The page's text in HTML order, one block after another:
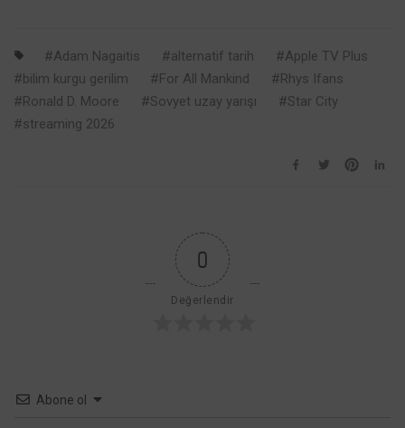
En Cesur
Korku
Komedisi 29
Adam Nagaitis alternatif tarih
Apple TV Plus
bilim kurgu gerilim
For All Mankind
Rhys Ifans
Ronald D. Moore
Sovyet uzay yarışı
Star City
streaming 2026
0
Değerlendir
Abone ol